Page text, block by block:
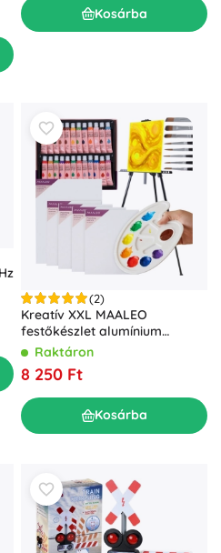
Kosárba
(2)
Kreatív XXL MAALEO
festőkészlet alumínium
állvánnyal, akrilfestékekkel,
palettával
Raktáron
8 250 Ft
Kosárba